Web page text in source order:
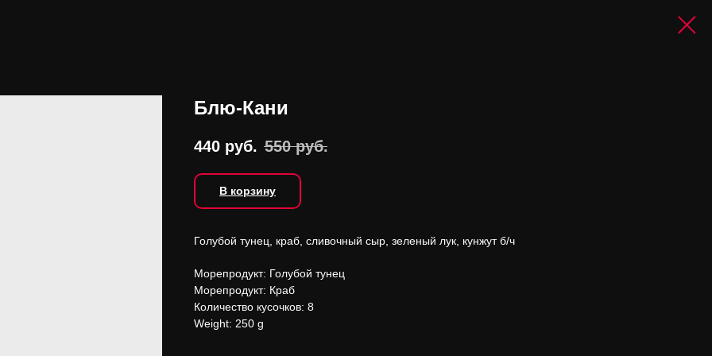
Блю-Кани
440 руб. 550 руб.
В корзину
Голубой тунец, краб, сливочный сыр, зеленый лук, кунжут б/ч
Морепродукт: Голубой тунец
Морепродукт: Краб
Количество кусочков: 8
Weight: 250 g